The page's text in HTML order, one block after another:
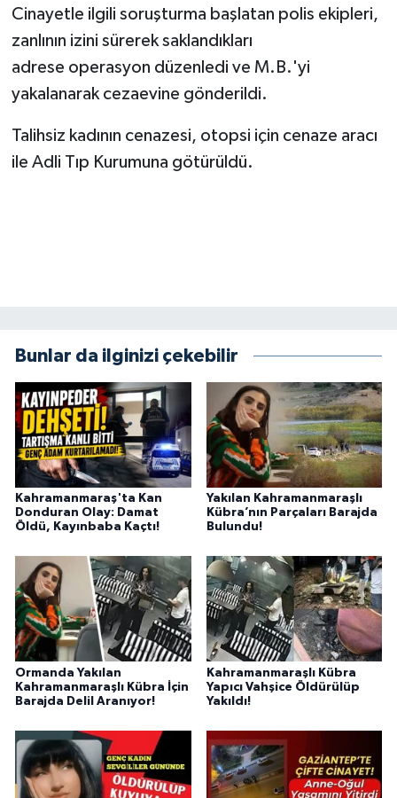
Cinayetle ilgili soruşturma başlatan polis ekipleri,
zanlının izini sürerek saklandıkları
adrese operasyon düzenledi ve M.B.'yi
yakalanarak cezaevine gönderildi.
Talihsiz kadının cenazesi, otopsi için cenaze aracı
ile Adli Tıp Kurumuna götürüldü.
Bunlar da ilginizi çekebilir
Kahramanmaraş'ta Kan
Donduran Olay: Damat
Öldü, Kayınbaba Kaçtı!
Yakılan Kahramanmaraşlı
Kübra’nın Parçaları Barajda
Bulundu!
Ormanda Yakılan
Kahramanmaraşlı Kübra İçin
Barajda Delil Aranıyor!
Kahramanmaraşlı Kübra
Yapıcı Vahşice Öldürülüp
Yakıldı!
SEÇİM 2014
KİM KİMDİR
ÇEK GÖNDER
TARİH
Genel
Politika
YEREL
BİLİM TEKNOLOJİ
ASAYİŞ
SEÇİM 2015
BİLİM VE TEKNOLOJİ